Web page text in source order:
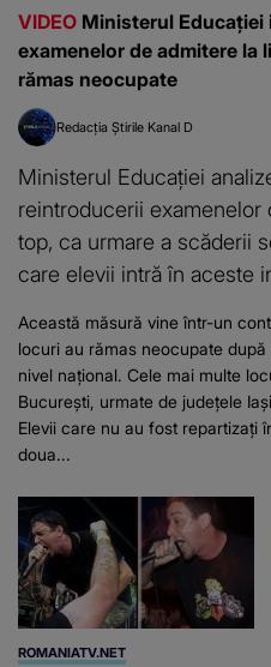
VIDEO Ministerul Educației
examenelor de admitere
rămas neocupate
Redacția Știrile Kanal D
Ministerul Educației
reintroducerii
top, ca urmare a scăderii
care elevii intră în aceste
Această măsură vine într-un
locuri au rămas neocupate
nivel național. Cele mai multe
București, urmate de județele
Elevii care nu au fost repartizați
doua...
ROMANIATV.NET